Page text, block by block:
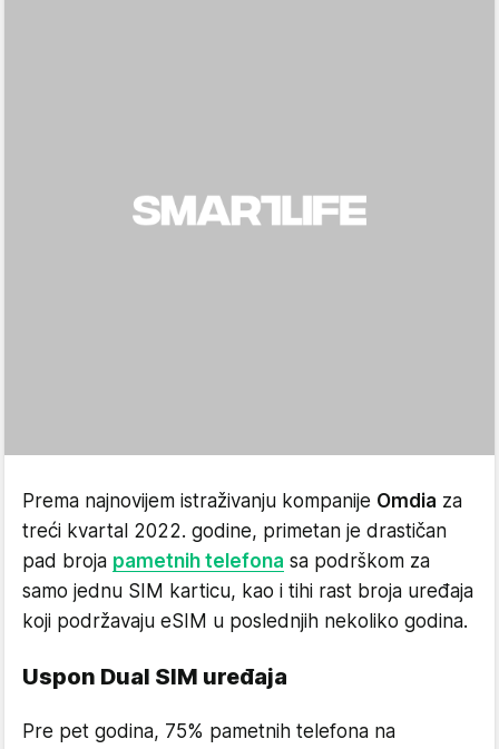
Prema najnovijem istraživanju kompanije Omdia za
treći kvartal 2022. godine, primetan je drastičan
pad broja pametnih telefona sa podrškom za
samo jednu SIM karticu, kao i tihi rast broja uređaja
koji podržavaju eSIM u poslednjih nekoliko godina.
Uspon Dual SIM uređaja
Pre pet godina, 75% pametnih telefona na